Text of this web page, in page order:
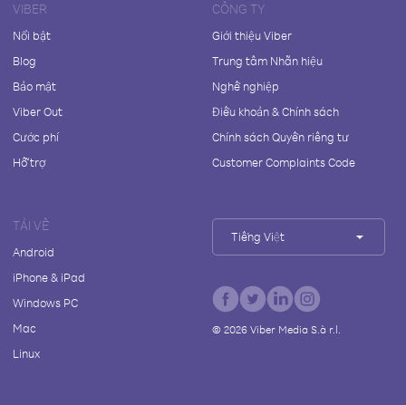
VIBER
Nổi bật
Blog
Bảo mật
Viber Out
Cước phí
Hỗ trợ
CÔNG TY
Giới thiệu Viber
Trung tâm Nhãn hiệu
Nghề nghiệp
Điều khoản & Chính sách
Chính sách Quyền riêng tư
Customer Complaints Code
TẢI VỀ
Android
iPhone & iPad
Windows PC
Mac
Linux
Tiếng Việt
© 2026Viber Media S.à r.l.